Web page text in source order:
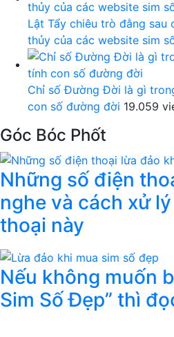
Lật Tẩy chiêu trò đằng sau
thủy của các website sim
Chỉ số Đường Đời là gì
con số đường đời 19.059
Góc Bóc Phốt
Những số điện
nghe và cách xử
thoại này
Nếu không muốn
Sim Số Đẹp” thì